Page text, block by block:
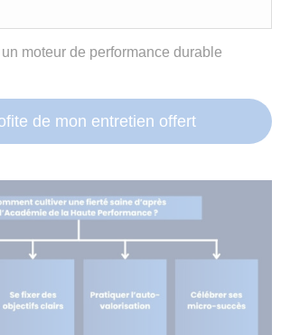
moteur de performance durable
de mon entretien offert